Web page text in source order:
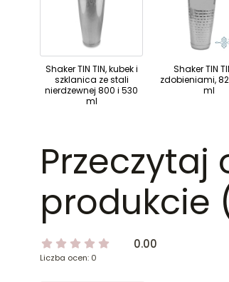
Shaker TIN TIN, kubek i
szklanica ze stali
nierdzewnej 800 i 530
ml
Shaker TIN
zdobieniami,
ml
produkcie
0.00
Liczba ocen: 0